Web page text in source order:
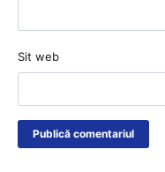
Sit web